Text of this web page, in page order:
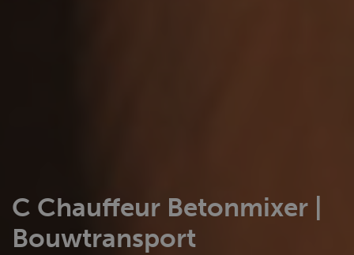
C Chauffeur Betonmixer |
Bouwtransport